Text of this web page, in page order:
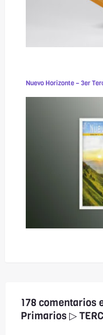
Nuevo Horizonte – 3er
178 comentarios
Primarios ▷